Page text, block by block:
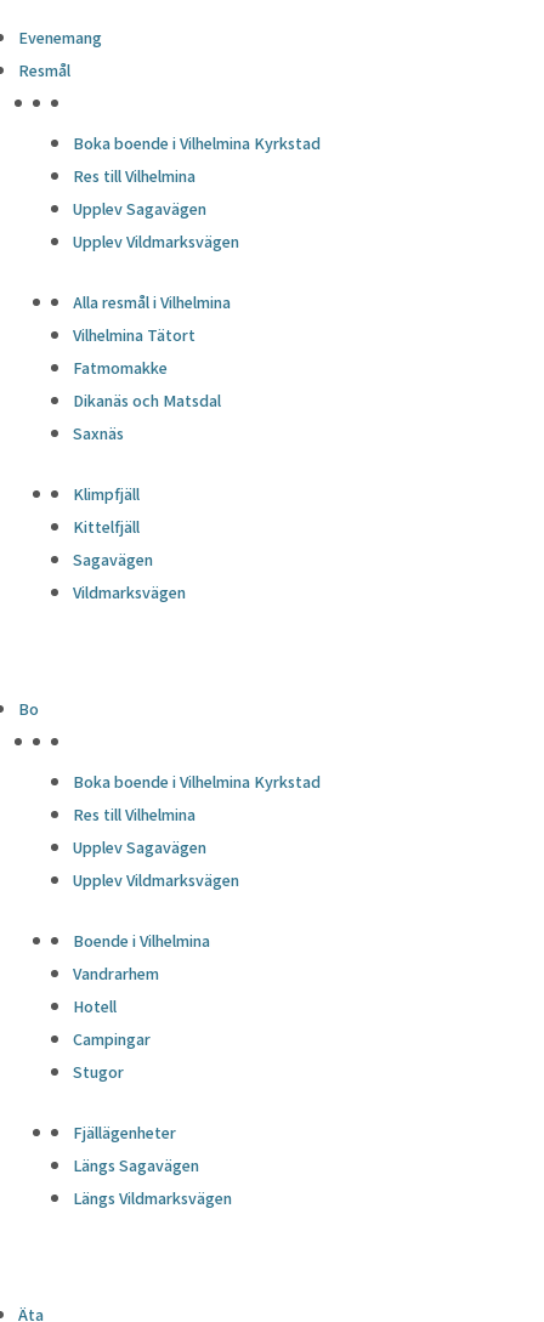
Evenemang
Resmål
Boka boende i Vilhelmina Kyrkstad
Res till Vilhelmina
Upplev Sagavägen
Upplev Vildmarksvägen
Alla resmål i Vilhelmina
Vilhelmina Tätort
Fatmomakke
Dikanäs och Matsdal
Saxnäs
Klimpfjäll
Kittelfjäll
Sagavägen
Vildmarksvägen
Bo
Boka boende i Vilhelmina Kyrkstad
Res till Vilhelmina
Upplev Sagavägen
Upplev Vildmarksvägen
Boende i Vilhelmina
Vandrarhem
Hotell
Campingar
Stugor
Fjällägenheter
Längs Sagavägen
Längs Vildmarksvägen
Äta